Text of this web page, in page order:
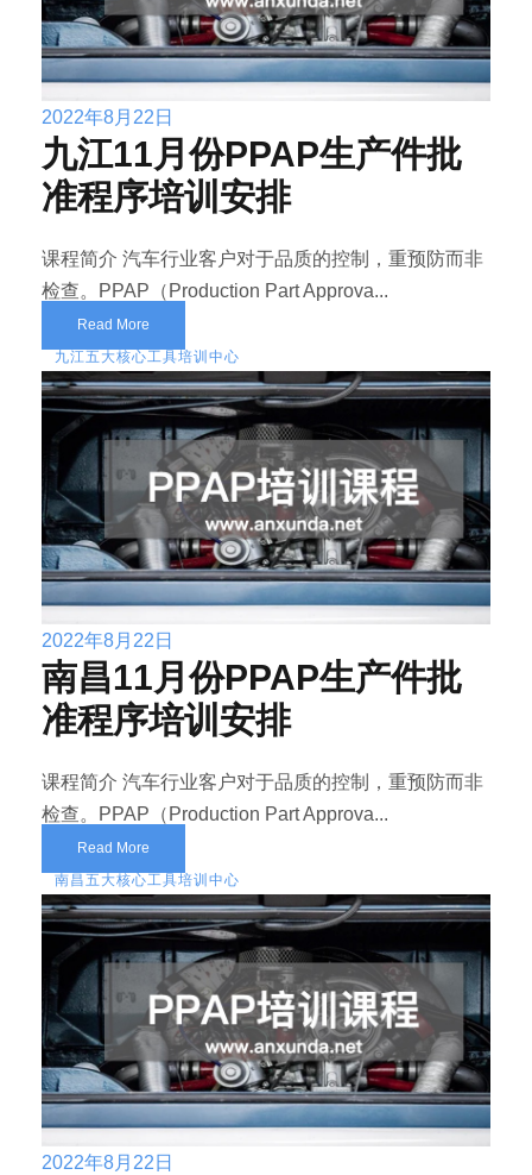
2022年8月22日
九江11月份PPAP生产件批
准程序培训安排
课程简介 汽车行业客户对于品质的控制，重预防而非
检查。PPAP（Production Part Approva...
Read More
九江五大核心工具培训中心
2022年8月22日
南昌11月份PPAP生产件批
准程序培训安排
课程简介 汽车行业客户对于品质的控制，重预防而非
检查。PPAP（Production Part Approva...
Read More
南昌五大核心工具培训中心
2022年8月22日